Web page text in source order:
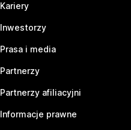
Kariery
Inwestorzy
Prasa i media
Partnerzy
Partnerzy afiliacyjni
Informacje prawne